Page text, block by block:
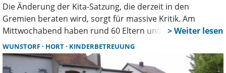
Die Änderung der Kita-Satzung, die derzeit in den
Gremien beraten wird, sorgt für massive Kritik. Am
Mittwochabend haben rund 60 Eltern und Kinder den
Sozialausschuss besucht und mit Transparenten auf
ihren Protest aufmerksam gemacht. Im Ausschuss ist die
Vorlage der Verwaltung beraten worden.
WUNSTORF HORT KINDERBETREUUNG